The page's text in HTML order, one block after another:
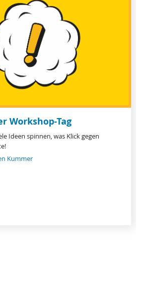
Workshop-Tag
Ideen spinnen, was Klick gegen
Kummer